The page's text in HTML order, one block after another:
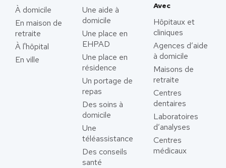
À domicile
En maison de
retraite
À l'hôpital
En ville
Une aide à
domicile
Une place en
EHPAD
Une place en
résidence
Un portage de
repas
Des soins à
domicile
Une
téléassistance
Des conseils
santé
Avec
Hôpitaux et
cliniques
Agences d’aide
à domicile
Maisons de
retraite
Centres
dentaires
Laboratoires
d’analyses
Centres
médicaux